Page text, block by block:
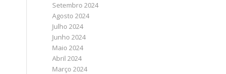
Setembro 2024
Agosto 2024
Julho 2024
Junho 2024
Maio 2024
Abril 2024
Março 2024